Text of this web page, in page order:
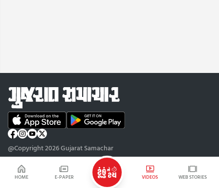
HOME E-PAPER VIDEOS WEB STORIES
@Copyright 2026 Gujarat Samachar